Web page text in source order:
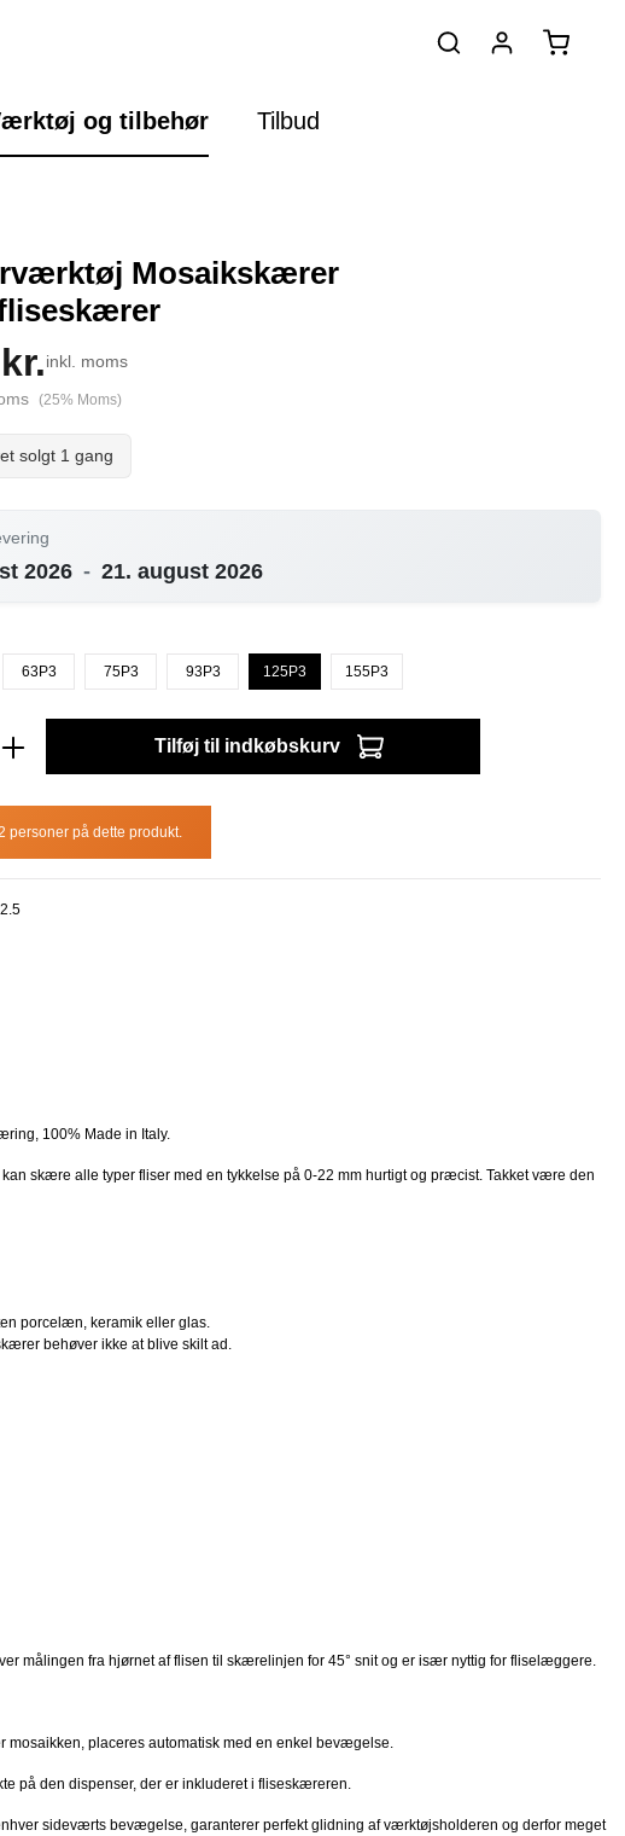
og tilbehør Tilbud
Mosaikskærer
inkl. moms
(25% Moms)
solgt 1 gang
2026 - 21. august 2026
63P3 75P3 93P3 125P3 155P3
Tilføj til indkøbskurv
personer på dette produkt.
100% Made in Italy.
skære alle typer fliser med en tykkelse på 0-22 mm hurtigt og præcist. Takket være den
porcelæn, keramik eller glas.
behøver ikke at blive skilt ad.
målingen fra hjørnet af flisen til skærelinjen for 45° snit og er især nyttig for fliselæggere.
placeres automatisk med en enkel bevægelse.
på den dispenser, der er inkluderet i fliseskæreren.
sideværts bevægelse, garanterer perfekt glidning af værktøjsholderen og derfor meget